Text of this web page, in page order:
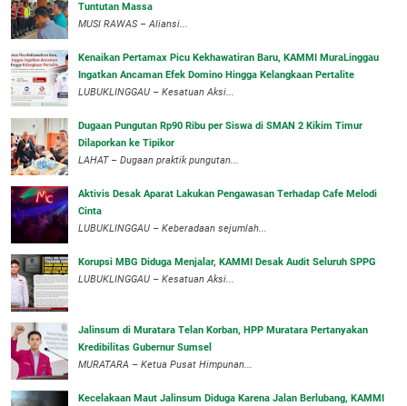
Tuntutan Massa
MUSI RAWAS – Aliansi...
‎Kenaikan Pertamax Picu Kekhawatiran Baru, KAMMI MuraLinggau
Ingatkan Ancaman Efek Domino Hingga Kelangkaan Pertalite
‎LUBUKLINGGAU – Kesatuan Aksi...
Dugaan Pungutan Rp90 Ribu per Siswa di SMAN 2 Kikim Timur
Dilaporkan ke Tipikor
LAHAT – Dugaan praktik pungutan...
Aktivis Desak Aparat Lakukan Pengawasan Terhadap Cafe Melodi
Cinta
LUBUKLINGGAU – Keberadaan sejumlah...
Korupsi MBG Diduga Menjalar, KAMMI Desak Audit Seluruh SPPG
‎LUBUKLINGGAU – Kesatuan Aksi...
‎Jalinsum di Muratara Telan Korban, HPP Muratara Pertanyakan
Kredibilitas Gubernur Sumsel
MURATARA – Ketua Pusat Himpunan...
‎Kecelakaan Maut Jalinsum Diduga Karena Jalan Berlubang, KAMMI